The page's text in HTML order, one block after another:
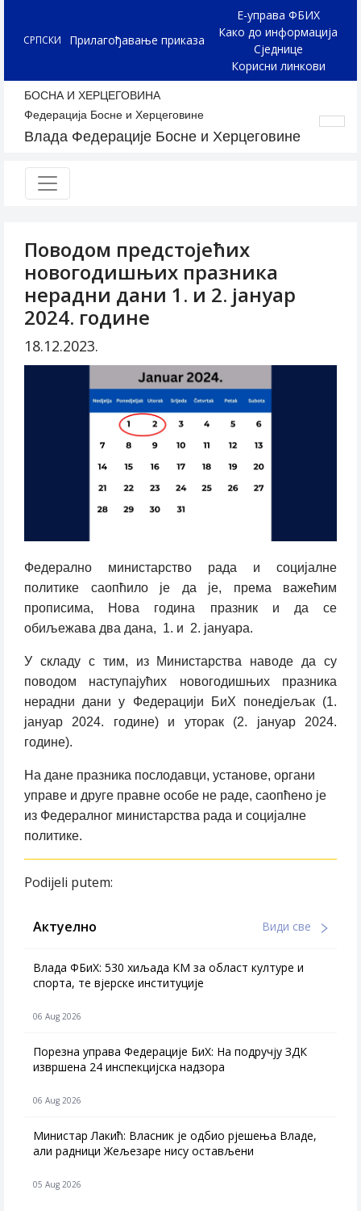
СРПСКИ Прилагођавање приказа
Е-управа ФБИХ
Како до информација
Сједнице
Корисни линкови
БОСНА И ХЕРЦЕГОВИНА
Федерација Босне и Херцеговине
Влада Федерације Босне и Херцеговине
Поводом предстојећих
новогодишњих празника
нерадни дани 1. и 2. јануар
2024. године
18.12.2023.
Федерално министарство рада и социјалне
политике саопћило је да је, према важећим
прописима, Нова година празник и да се
обиљежава два дана, 1. и 2. јануара.
У складу с тим, из Министарства наводе да су
поводом наступајућих новогодишњих празника
нерадни дани у Федерацији БиХ понедјељак (1.
јануар 2024. године) и уторак (2. јануар 2024.
године).
На дане празника послодавци, установе, органи
управе и друге правне особе не раде, саопћено је
из Федералног министарства рада и социјалне
политике.
Podijeli putem:
Актуелно Види све
Влада ФБиХ: 530 хиљада КМ за област културе и
спорта, те вјерске институције
06 Aug 2026
Порезна управа Федерације БиХ: На подручју ЗДК
извршена 24 инспекцијска надзора
06 Aug 2026
Министар Лакић: Власник је одбио рјешења Владе,
али радници Жељезаре нису остављени
05 Aug 2026